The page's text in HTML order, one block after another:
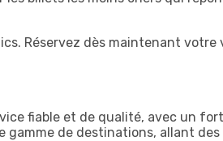
Réservez dès maintenant votre
fiable et de qualité, avec un
gamme de destinations, allant